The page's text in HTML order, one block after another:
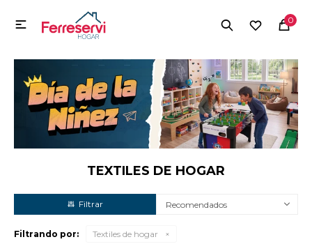
0

TEXTILES DE HOGAR
Recomendados
Filtrando por: Textiles de hogar
MI CUENTA
Menú Herramientas y Construcción Electrodomésticos
Herramientas y Construcción
Electrodomésticos
Tecnología